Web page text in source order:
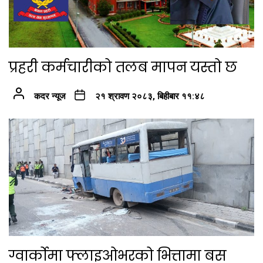
प्रहरी कर्मचारीको तलब मापन यस्तो छ
कदर न्यूज २१ श्रावण २०८३, बिहीबार ११:४८
ग्वार्कोमा फ्लाइओभरको भित्तामा बस